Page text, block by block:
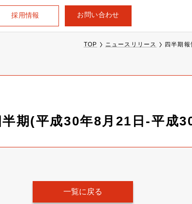
採用情報 お問い合わせ
TOP ニュースリリース 四半期
期(平成30年8月21日-平成
一覧に戻る